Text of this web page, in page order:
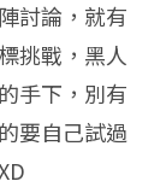
討論，就有
挑戰，黑人
手下，別有
要自己試過